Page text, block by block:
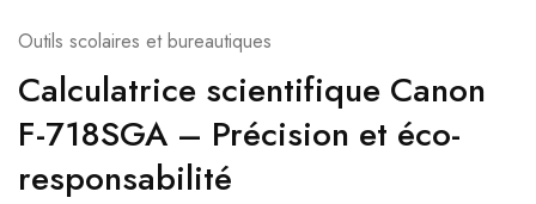
Outils scolaires et bureautiques
Calculatrice scientifique Canon
F-718SGA – Précision et éco-
responsabilité